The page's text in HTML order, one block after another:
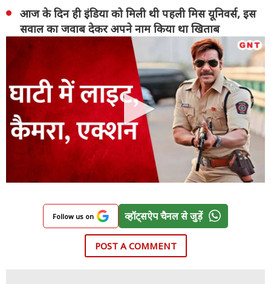
आज के दिन ही इंडिया को मिली थी पहली मिस यूनिवर्स, इस
सवाल का जवाब देकर अपने नाम किया था खिताब
Follow us on व्हॉट्सऐप चैनल से जुड़ें
POST A COMMENT